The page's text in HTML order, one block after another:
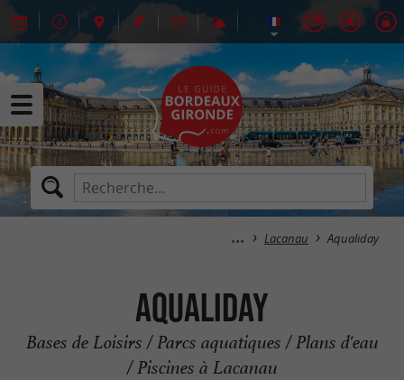
Lacanau Aqualiday
Aqualiday
Bases de Loisirs / Parcs aquatiques / Plans d'eau
/ Piscines à Lacanau